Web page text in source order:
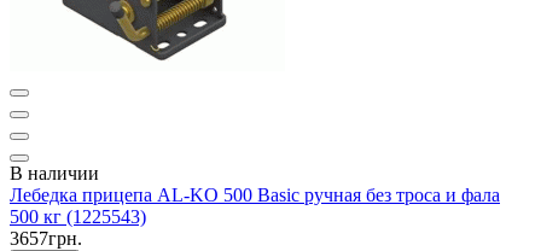
В наличии
Лебедка прицепа AL-KO 500 Basic ручная без троса и фала
500 кг (1225543)
3657грн.